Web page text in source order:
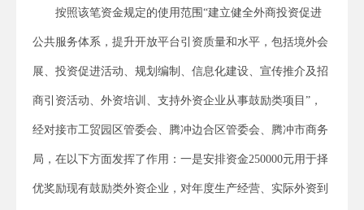
按照该笔资金规定的使用范围“建立健全外商投资促进
公共服务体系，提升开放平台引资质量和水平，包括境外会
展、投资促进活动、规划编制、信息化建设、宣传推介及招
商引资活动、外资培训、支持外资企业从事鼓励类项目”，
经对接市工贸园区管委会、腾冲边合区管委会、腾冲市商务
局，在以下方面发挥了作用：一是安排资金250000元用于择
优奖励现有鼓励类外资企业，对年度生产经营、实际外资到